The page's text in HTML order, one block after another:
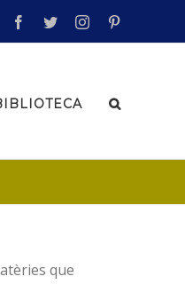
facebook
twitterinstagram
que